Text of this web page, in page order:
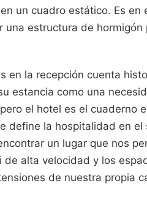
un cuadro estático. Es en
una estructura de
en la recepción cuenta
estancia como una
el hotel es el cuaderno
define la hospitalidad en el
un lugar que nos
alta velocidad y los
de nuestra propia